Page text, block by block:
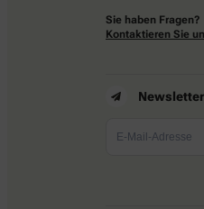
Sie haben Fragen?
Kontaktieren Sie
Newsletter